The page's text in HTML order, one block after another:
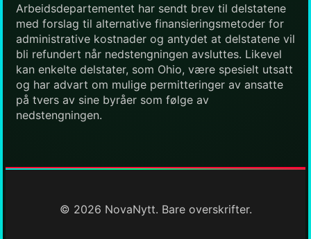
Arbeidsdepartementet har sendt brev til delstatene
med forslag til alternative finansieringsmetoder for
administrative kostnader og antydet at delstatene vil
bli refundert når nedstengningen avsluttes. Likevel
kan enkelte delstater, som Ohio, være spesielt utsatt
og har advart om mulige permitteringer av ansatte
på tvers av sine byråer som følge av
nedstengningen.
© 2026 NovaNytt. Bare overskrifter.